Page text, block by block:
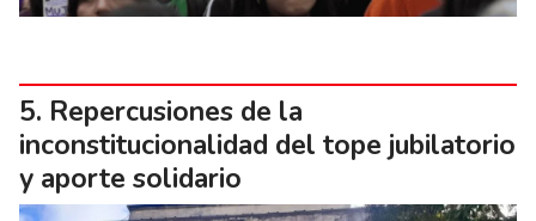
Repercusiones de la
inconstitucionalidad del tope jubilatorio
y aporte solidario